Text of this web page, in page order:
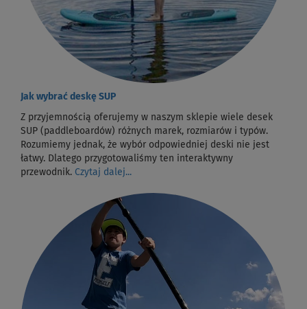
Jak wybrać deskę SUP
Z przyjemnością oferujemy w naszym sklepie wiele desek
SUP (paddleboardów) różnych marek, rozmiarów i typów.
Rozumiemy jednak, że wybór odpowiedniej deski nie jest
łatwy. Dlatego przygotowaliśmy ten interaktywny
przewodnik. Czytaj dalej...